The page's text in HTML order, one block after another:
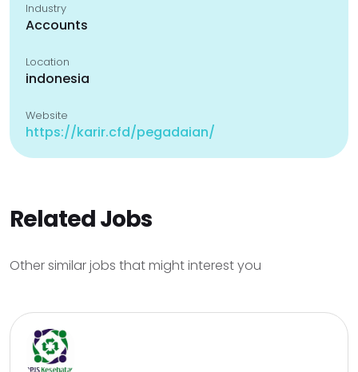
Industry
Accounts
Location
indonesia
Website
https://karir.cfd/pegadaian/
Related Jobs
Other similar jobs that might interest you